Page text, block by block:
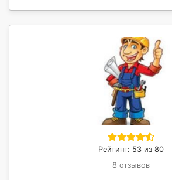
Рейтинг: 53 из 80
8 отзывов